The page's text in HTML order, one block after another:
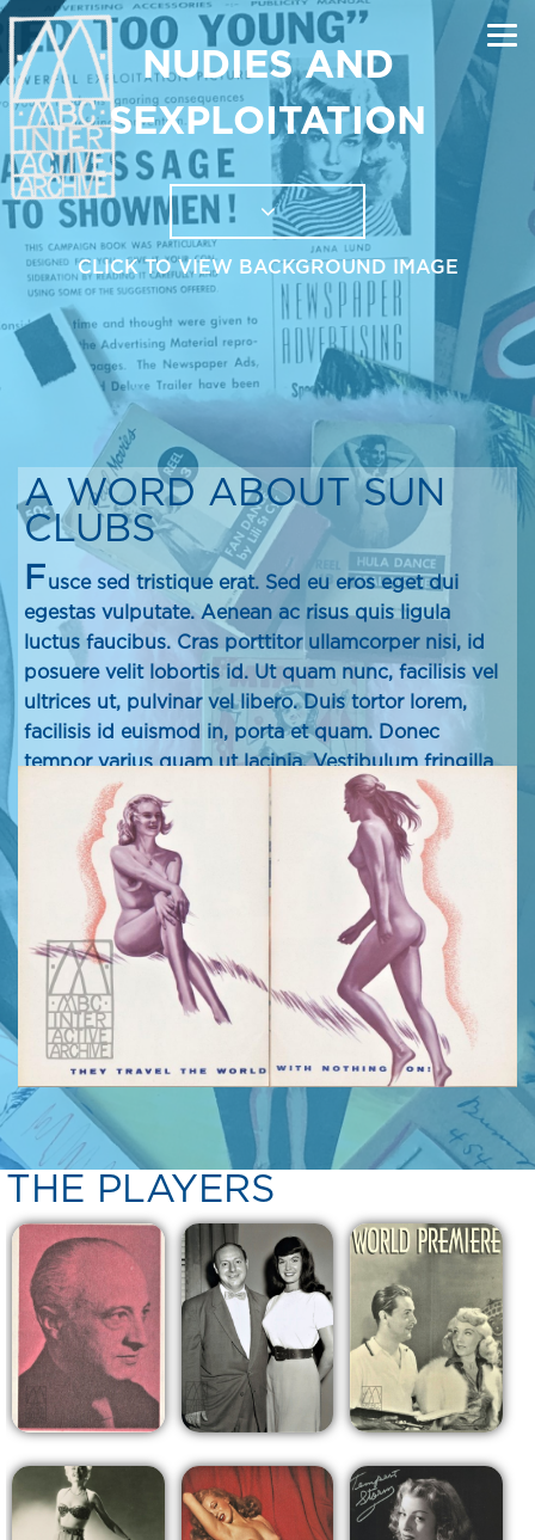
NUDIES AND
SEXPLOITATION
CLICK TO VIEW BACKGROUND IMAGE
A WORD ABOUT SUN
CLUBS
Fusce sed tristique erat. Sed eu eros eget dui
egestas vulputate. Aenean ac risus quis ligula
luctus faucibus. Cras porttitor ullamcorper nisi, id
posuere velit lobortis id. Ut quam nunc, facilisis vel
ultrices ut, pulvinar vel libero. Duis tortor lorem,
facilisis id euismod in, porta et quam. Donec
tempor varius quam ut lacinia. Vestibulum fringilla
ultrices ex, sed congue sapien ultrices sit amet.
THE PLAYERS